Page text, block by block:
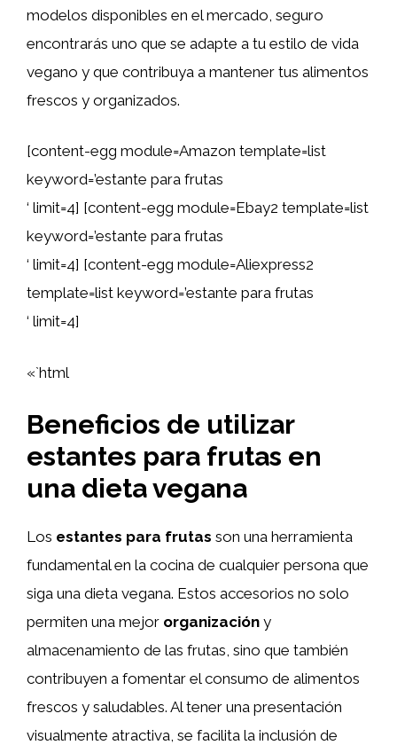
modelos disponibles en el mercado, seguro
encontrarás uno que se adapte a tu estilo de vida
vegano y que contribuya a mantener tus alimentos
frescos y organizados.
[content-egg module=Amazon template=list
keyword=’estante para frutas
‘ limit=4] [content-egg module=Ebay2 template=list
keyword=’estante para frutas
‘ limit=4] [content-egg module=Aliexpress2
template=list keyword=’estante para frutas
‘ limit=4]
«`html
Beneficios de utilizar
estantes para frutas en
una dieta vegana
Los estantes para frutas son una herramienta
fundamental en la cocina de cualquier persona que
siga una dieta vegana. Estos accesorios no solo
permiten una mejor organización y
almacenamiento de las frutas, sino que también
contribuyen a fomentar el consumo de alimentos
frescos y saludables. Al tener una presentación
visualmente atractiva, se facilita la inclusión de